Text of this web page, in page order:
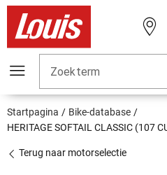
Zoekterm
Startpagina
Bike-database
HERITAGE SOFTAIL CLASSIC (107
Terug naar motorselectie